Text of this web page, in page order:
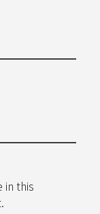
in this